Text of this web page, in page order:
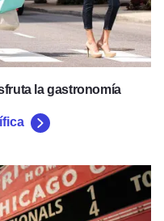
la gastronomía
Cubs en el Wrigley